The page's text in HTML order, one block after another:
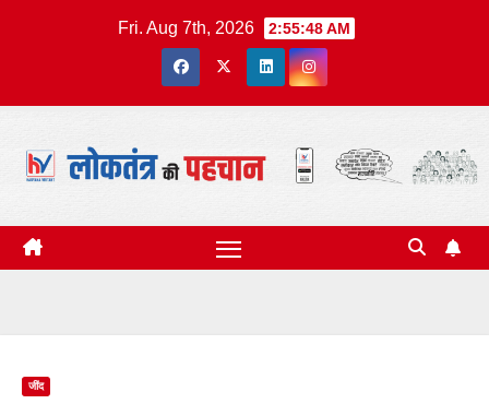
Fri. Aug 7th, 2026 2:55:49 AM
जींद